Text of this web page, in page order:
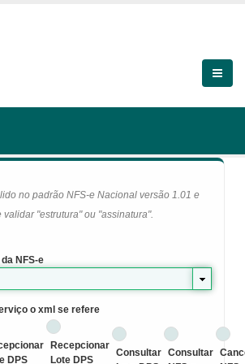
no padrão NFS-e Nacional versão 1.01 e
"estrutura" ou "assinatura".
NFS-e
o xml se refere
DPS
Recepcionar
Lote DPS
Consultar Consultar